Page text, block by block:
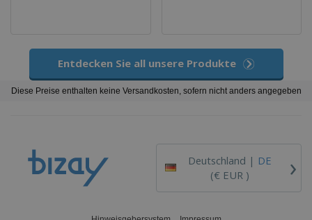
Entdecken Sie all unsere Produkte
Diese Preise enthalten keine Versandkosten, sofern nicht anders angegeben
Deutschland | DE
(€ EUR )
›